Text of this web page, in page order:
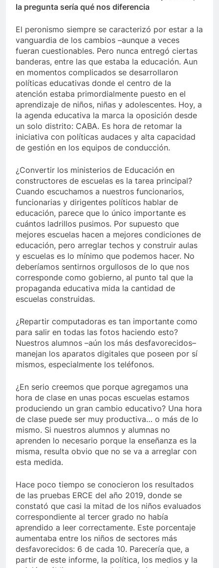
la pregunta sería qué nos diferencia
El peronismo siempre se caracterizó por estar a la
vanguardia de los cambios –aunque a veces
fueran cuestionables. Pero nunca entregó ciertas
banderas, entre las que estaba la educación. Aun
en momentos complicados se desarrollaron
políticas educativas donde el centro de la
atención estaba primordialmente puesto en el
aprendizaje de niños, niñas y adolescentes. Hoy, a
la agenda educativa la marca la oposición desde
un solo distrito: CABA. Es hora de retomar la
iniciativa con políticas audaces y alta capacidad
de gestión en los equipos de conducción.
¿Convertir los ministerios de Educación en
constructores de escuelas es la tarea principal?
Cuando escuchamos a nuestros funcionarios,
funcionarias y dirigentes políticos hablar de
educación, parece que lo único importante es
cuántos ladrillos pusimos. Por supuesto que
mejores escuelas hacen a mejores condiciones de
educación, pero arreglar techos y construir aulas
y escuelas es lo mínimo que podemos hacer. No
deberíamos sentirnos orgullosos de lo que nos
corresponde como gobierno, al punto tal que la
propaganda educativa mida la cantidad de
escuelas construidas.
¿Repartir computadoras es tan importante como
para salir en todas las fotos haciendo esto?
Nuestros alumnos –aún los más desfavorecidos–
manejan los aparatos digitales que poseen por sí
mismos, especialmente los teléfonos.
¿En serio creemos que porque agregamos una
hora de clase en unas pocas escuelas estamos
produciendo un gran cambio educativo? Una hora
de clase puede ser muy productiva… o más de lo
mismo. Si nuestros alumnos y alumnas no
aprenden lo necesario porque la enseñanza es la
misma, resulta obvio que no se va a arreglar con
esta medida.
Hace poco tiempo se conocieron los resultados
de las pruebas ERCE del año 2019, donde se
constató que casi la mitad de los niños evaluados
correspondiente al tercer grado no había
aprendido a leer correctamente. Este porcentaje
aumentaba entre los niños de sectores más
desfavorecidos: 6 de cada 10. Parecería que, a
partir de este informe, la política, los medios y la